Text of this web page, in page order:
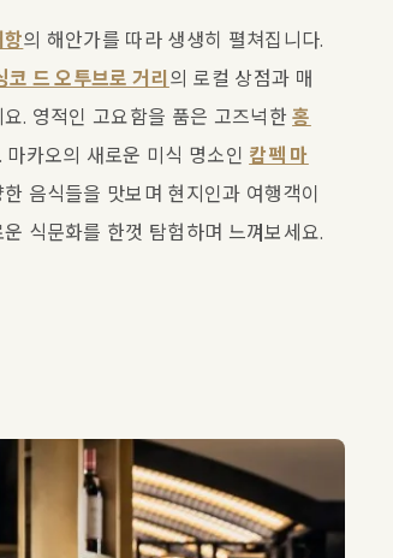
항의 해안가를 따라 생생히 펼쳐집니다.
코 드 오투브로 거리의 로컬 상점과 매
. 영적인 고요함을 품은 고즈넉한 홍
카오의 새로운 미식 명소인 캄펙 마
음식들을 맛보며 현지인과 여행객이